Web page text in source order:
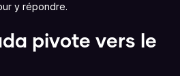
y répondre.
pivote vers le